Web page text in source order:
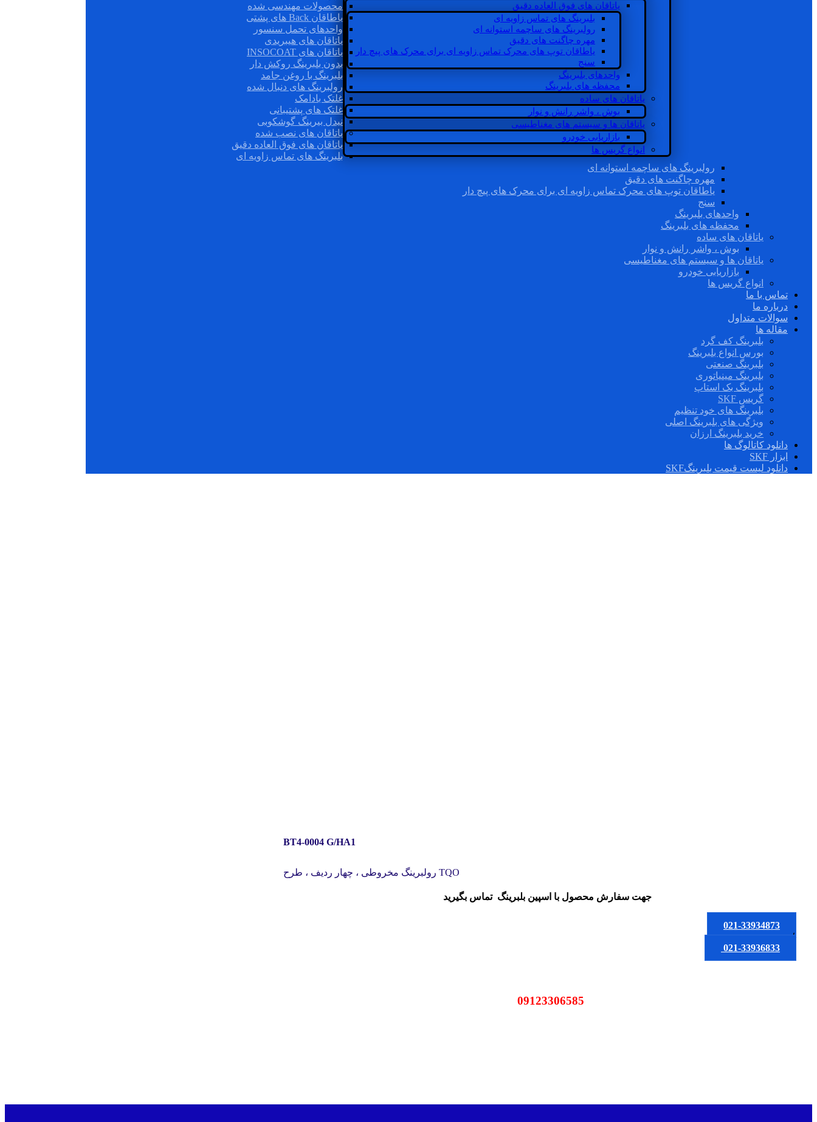
یاتاقان های فوق العاده دقیق
بلبرینگ های تماس زاویه ای
رولبرینگ های ساچمه استوانه ای
مهره چاگنت های دقیق
یاطاقان توپ های محرک تماس زاویه ای برای محرک های پیچ دار
سنج
واحدهای بلبرینگ
محفظه های بلبرینگ
یاتاقان های ساده
بوش ، واشر رانش و نوار
یاتاقان ها و سیستم های مغناطیسی
بازاریابی خودرو
انواع گریس ها
محصولات مهندسی شده
یاطاقان Back های پشتی
واحدهای تحمل سنسور
یاتاقان های هیبریدی
یاتاقان های INSOCOAT
بدون بلبرینگ روکش دار
بلبرینگ با روغن جامد
رولبرینگ های دنبال شده
غلتک بادامک
غلتک های پشتیبانی
نیدل بیرینگ گوشکوبی
یاتاقان های نصب شده
یاتاقان های فوق العاده دقیق
بلبرینگ های تماس زاویه ای
رولبرینگ های ساچمه استوانه ای
مهره چاگنت های دقیق
یاطاقان توپ های محرک تماس زاویه ای برای محرک های پیچ دار
سنج
واحدهای بلبرینگ
محفظه های بلبرینگ
یاتاقان های ساده
بوش ، واشر رانش و نوار
یاتاقان ها و سیستم های مغناطیسی
بازاریابی خودرو
انواع گریس ها
تماس با ما
درباره ما
سوالات متداول
مقاله ها
بلبرینگ کف گرد
بورس انواع بلبرینگ
بلبرینگ صنعتی
بلبرینگ مینیاتوری
بلبرینگ بک استاپ
گریس SKF
بلبرینگ های خود تنظیم
ویژگی های بلبرینگ اصلی
خرید بلبرینگ ارزان
دانلود کاتالوگ ها
ابزار SKF
دانلود لیست قیمت بلبرینگSKF
BT4-0004 G/HA1
رولبرینگ مخروطی ، چهار ردیف ، طرح TQO
جهت سفارش محصول با اسپین بلبرینگ تماس بگیرید
021-33934873
یا
021-33936833